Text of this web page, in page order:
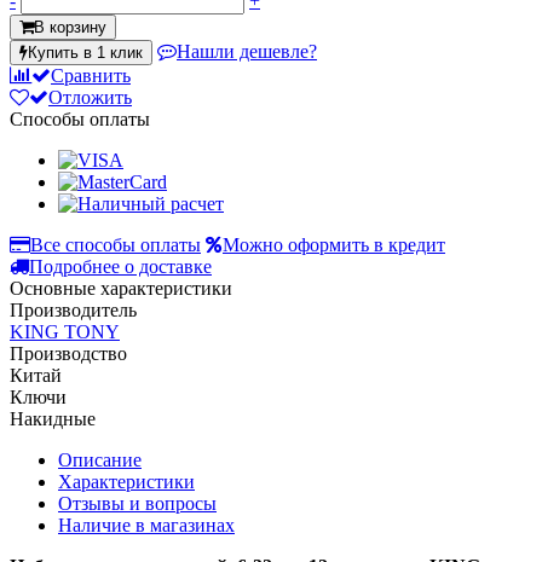
В корзину
Купить в 1 клик
Нашли дешевле?
Сравнить
Отложить
Способы оплаты
Все способы оплаты
Можно оформить в кредит
Подробнее о доставке
Основные характеристики
Производитель
KING TONY
Производство
Китай
Ключи
Накидные
Описание
Характеристики
Отзывы и вопросы
Наличие в магазинах